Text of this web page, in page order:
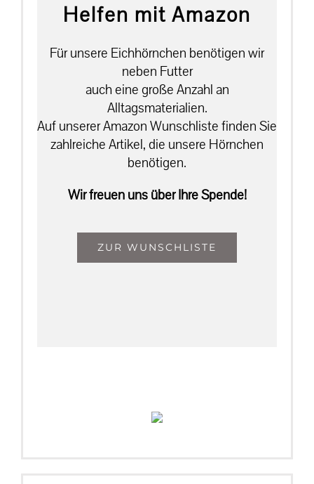
Helfen mit Amazon
Für unsere Eichhörnchen benötigen wir
neben Futter
auch eine große Anzahl an
Alltagsmaterialien.
Auf unserer Amazon Wunschliste finden Sie
zahlreiche Artikel, die unsere Hörnchen
benötigen.
Wir freuen uns über Ihre Spende!
ZUR WUNSCHLISTE